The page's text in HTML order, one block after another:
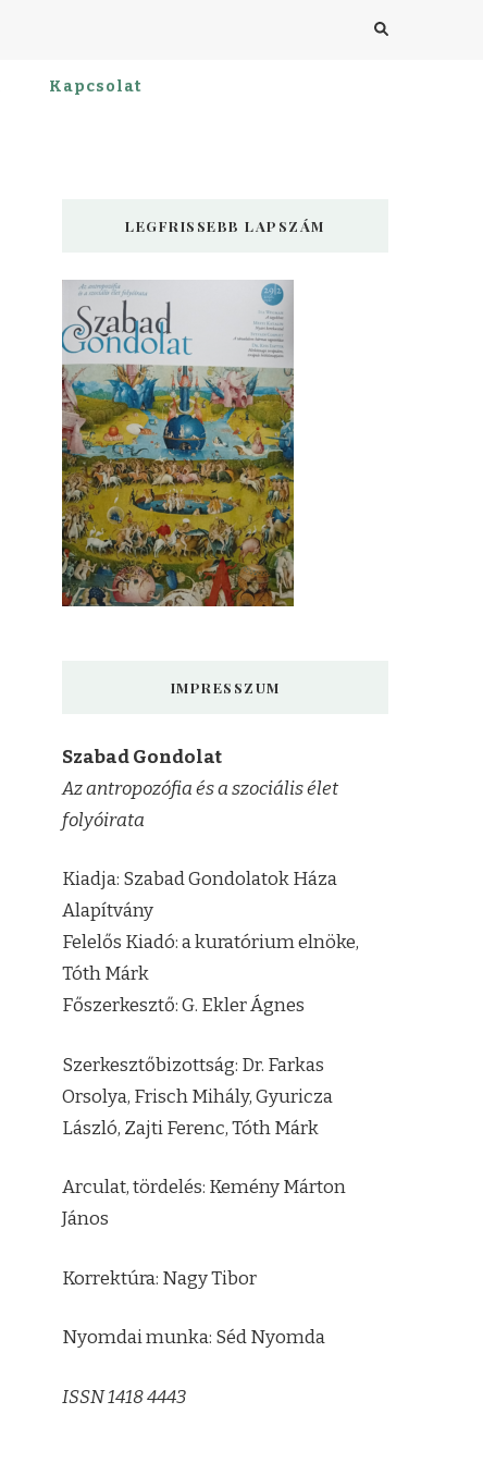
Kapcsolat
LEGFRISSEBB LAPSZÁM
IMPRESSZUM
Szabad Gondolat
Az antropozófia és a szociális élet
folyóirata
Kiadja: Szabad Gondolatok Háza
Alapítvány
Felelős Kiadó: a kuratórium elnöke,
Tóth Márk
Főszerkesztő: G. Ekler Ágnes
Szerkesztőbizottság: Dr. Farkas
Orsolya, Frisch Mihály, Gyuricza
László, Zajti Ferenc, Tóth Márk
Arculat, tördelés: Kemény Márton
János
Korrektúra: Nagy Tibor
Nyomdai munka: Séd Nyomda
ISSN 1418 4443